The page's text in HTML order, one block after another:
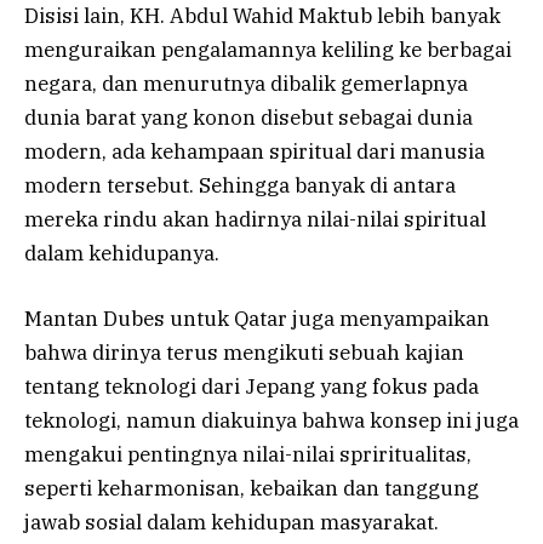
Disisi lain, KH. Abdul Wahid Maktub lebih banyak
menguraikan pengalamannya keliling ke berbagai
negara, dan menurutnya dibalik gemerlapnya
dunia barat yang konon disebut sebagai dunia
modern, ada kehampaan spiritual dari manusia
modern tersebut. Sehingga banyak di antara
mereka rindu akan hadirnya nilai-nilai spiritual
dalam kehidupanya.
Mantan Dubes untuk Qatar juga menyampaikan
bahwa dirinya terus mengikuti sebuah kajian
tentang teknologi dari Jepang yang fokus pada
teknologi, namun diakuinya bahwa konsep ini juga
mengakui pentingnya nilai-nilai spriritualitas,
seperti keharmonisan, kebaikan dan tanggung
jawab sosial dalam kehidupan masyarakat.